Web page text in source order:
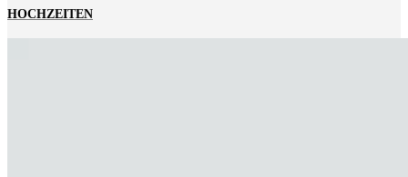
HOCHZEITEN